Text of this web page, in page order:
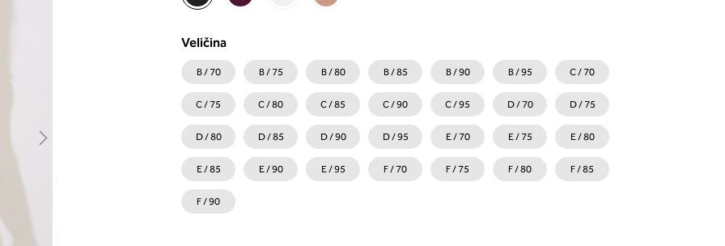
Veličina
B / 70 B / 75 B / 80 B / 85 B / 90 B / 95 C / 70
C / 75 C / 80 C / 85 C / 90 C / 95 D / 70 D / 75
D / 80 D / 85 D / 90 D / 95 E / 70 E / 75 E / 80
E / 85 E / 90 E / 95 F / 70 F / 75 F / 80 F / 85
F / 90